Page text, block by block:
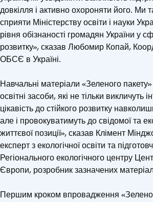
довкілля і активно охороняти його. Ми
сприяти Міністерству освіти і науки
рівня обізнаності громадян України у
розвитку», сказав Любомир Копай,
ОБСЄ в Україні.
Навчальні матеріали «Зеленого пакету»
освітні засоби, які не тільки викличуть
цікавість до стійкого розвитку
але і провокуватимуть до свідомої та
життєвої позиції», сказав Клімент
експерт з екологічної освіти та
Регіонального екологічного центру
Європи, розробник зазначених
Першим кроком впровадження